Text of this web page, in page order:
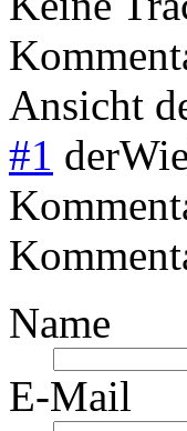
Ansicht
#1
Name
E-Mail